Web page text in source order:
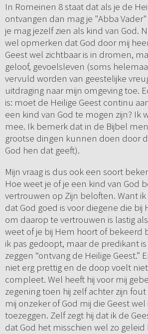
In Romeinen 8 staat dat als je de
ontvangen dan mag je "Abba
je mag jezelf zien als kind van God.
wel opmerken dat God door mij
Geest wel zichtbaar is in dromen,
geloof, gevoelsleven (soms
vervuld worden van geestelijke
uitdraging naar mijn omgeving toe.
is: moet de Heilige Geest continu
een kind van God te mogen zijn? Ik
mee. Ik bemerk dat in de Bijbel
grootse dingen kunnen doen door
God hen dat geeft).
Mijn vraag is dus ook een soort
Hoe weet je of je een kind van God
vertrouwen op Zijn beloften. Want
dat God goed is voor diegene die bij
om daarop te vertrouwen is lastig
weet of je bij Hem hoort of bekeerd
ik pas gedoopt, maar de predikant
zeggen “ontvang de Heilige Geest.”
niet erg prettig en de doop voelt
compleet. Wel heeft hij voor mij
zegening toen hij zelf achter zijn
mij onzeker of God mij die Geest
toezeggen. Zelf zegt hij dat ik de
dat God het misschien wel zo geleid